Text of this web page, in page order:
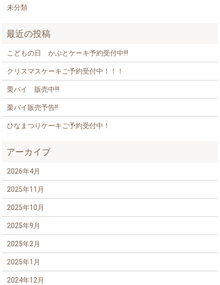
未分類
最近の投稿
こどもの日 かぶとケーキ予約受付中!!!
クリスマスケーキご予約受付中！！！
栗パイ 販売中!!!
栗パイ販売予告!!
ひなまつりケーキご予約受付中！
アーカイブ
2026年4月
2025年11月
2025年10月
2025年9月
2025年2月
2025年1月
2024年12月